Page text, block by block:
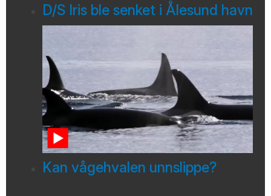
D/S Iris ble senket i Ålesund havn
Kan vågehvalen unnslippe?